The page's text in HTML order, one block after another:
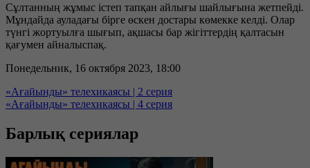
Сұлтанның жұмыс істеп тапқан айлығы шайлығына жетпейді.
Мұндайда ауладағы бірге өскен достары көмекке келді. Олар
түнгі жортуылға шығып, ақшасы бар жігіттердің қалтасын
қағумен айналыспақ.
Понедельник, 16 октября 2023, 18:00
«Ағайынды» телехикаясы | 2 серия
«Ағайынды» телехикаясы | 4 серия
Барлық сериялар